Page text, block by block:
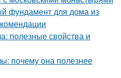
фундамент для дома из
полезные свойства и
почему она полезнее